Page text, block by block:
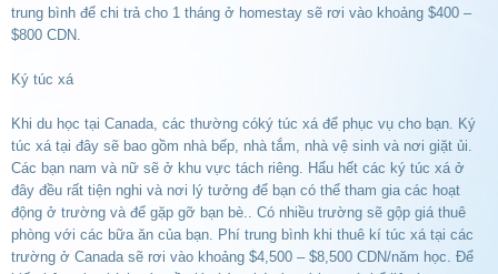
trung bình để chi trả cho 1 tháng ở homestay sẽ rơi vào khoảng $400 –
$800 CDN.
Ký túc xá
Khi du học tại Canada, các thường cóký túc xá để phục vụ cho bạn. Ký
túc xá tại đây sẽ bao gồm nhà bếp, nhà tắm, nhà vệ sinh và nơi giặt ủi.
Các bạn nam và nữ sẽ ở khu vực tách riêng. Hẩu hết các ký túc xá ở
đây đều rất tiện nghi và nơi lý tưởng để bạn có thể tham gia các hoạt
động ở trường và để gặp gỡ bạn bè.. Có nhiều trường sẽ gộp giá thuê
phòng với các bữa ăn của bạn. Phí trung bình khi thuê kí túc xá tại các
trường ở Canada sẽ rơi vào khoảng $4,500 – $8,500 CDN/năm học. Để